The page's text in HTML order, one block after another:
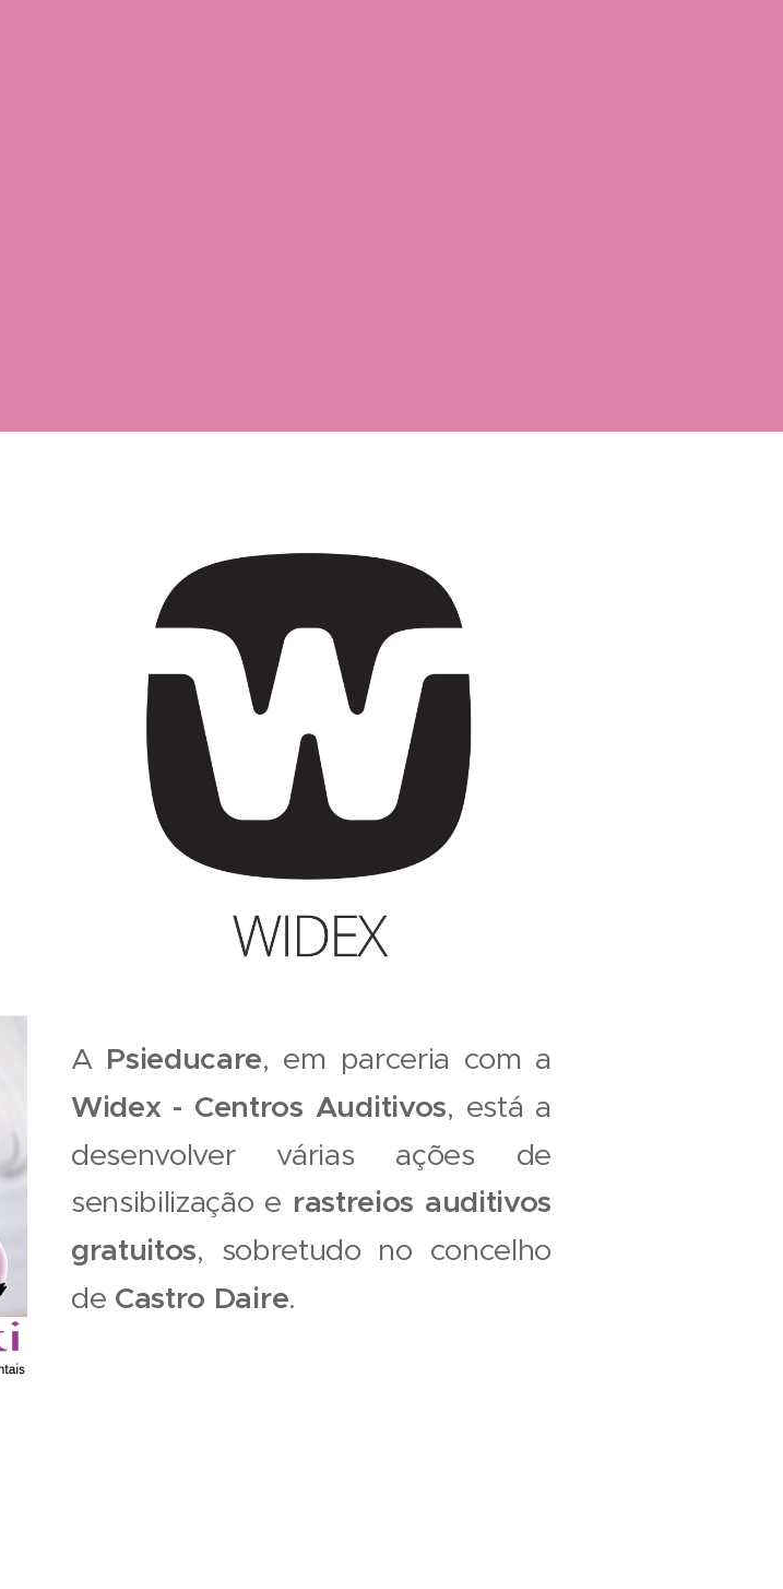
A Psieducare, em parceria com a
Widex - Centros Auditivos, está a
desenvolver várias ações de
sensibilização e rastreios auditivos
gratuitos, sobretudo no concelho
de Castro Daire.